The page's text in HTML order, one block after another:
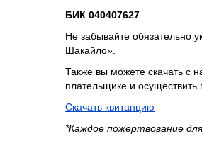
БИК 040407627
Не забывайте обязательно
Шакайло».
Также вы можете скачать с
плательщике и осуществить
Скачать квитанцию
*Каждое пожертвование